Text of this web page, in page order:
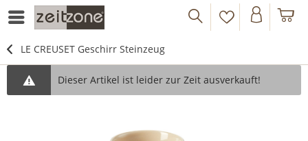
LE CREUSET Geschirr Steinzeug
Dieser Artikel ist leider zur Zeit ausverkauft!